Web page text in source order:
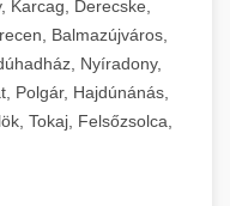
Karcag, Derecske,
Balmazújváros,
Nyíradony,
Polgár, Hajdúnánás,
Tokaj, Felsőzsolca,